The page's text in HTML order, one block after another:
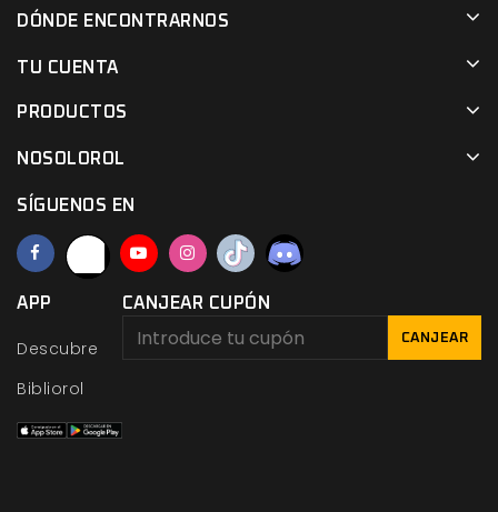
DÓNDE ENCONTRARNOS
TU CUENTA
PRODUCTOS
NOSOLOROL
SÍGUENOS EN
APP
Descubre
Bibliorol
CANJEAR CUPÓN
CANJEAR